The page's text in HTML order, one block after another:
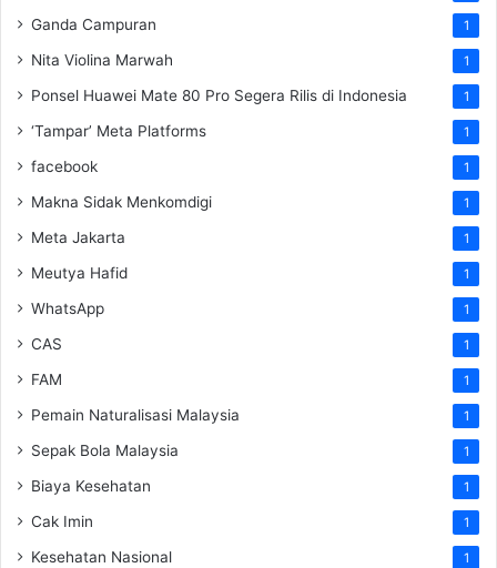
Ganda Campuran 1
Nita Violina Marwah 1
Ponsel Huawei Mate 80 Pro Segera Rilis di Indonesia 1
‘Tampar’ Meta Platforms 1
facebook 1
Makna Sidak Menkomdigi 1
Meta Jakarta 1
Meutya Hafid 1
WhatsApp 1
CAS 1
FAM 1
Pemain Naturalisasi Malaysia 1
Sepak Bola Malaysia 1
Biaya Kesehatan 1
Cak Imin 1
Kesehatan Nasional 1